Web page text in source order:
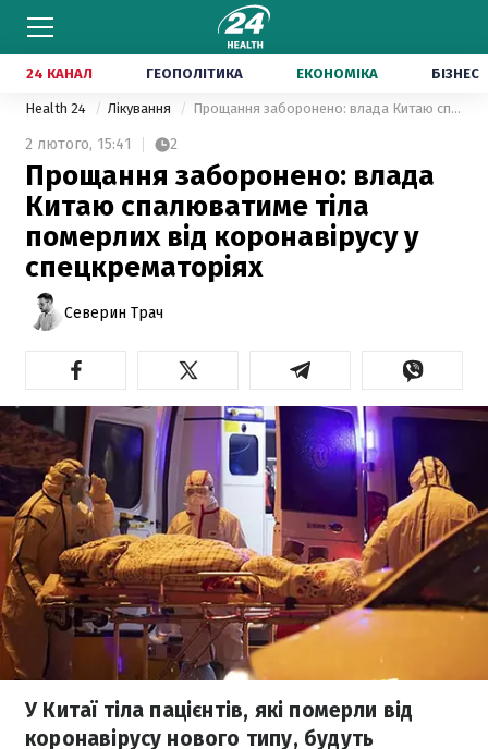
24 КАНАЛ ГЕОПОЛІТИКА ЕКОНОМІКА БІЗНЕС
Health 24 Лікування Прощання заборонено: влада Китаю спалюватиме тіла померлих від коронавірусу у спецкрематоріях
2 лютого, 15:41 2
Прощання заборонено: влада
Китаю спалюватиме тіла
померлих від коронавірусу у
спецкрематоріях
Северин Трач
У Китаї тіла пацієнтів, які померли від
коронавірусу нового типу, будуть